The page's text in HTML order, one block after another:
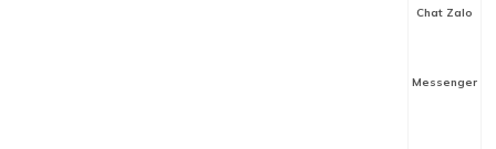
Chat Zalo
Messenger